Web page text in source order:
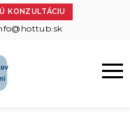
KONZULTÁCIU